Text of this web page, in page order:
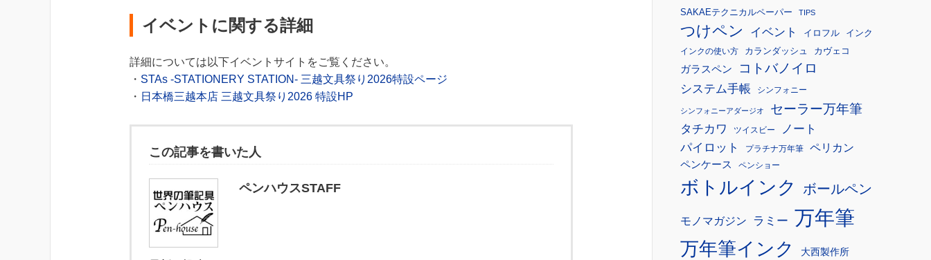
イベントに関する詳細
詳細については以下イベントサイトをご覧ください。
・ STAs -STATIONERY STATION- 三越文具祭り2026特設ページ
・ 日本橋三越本店 三越文具祭り2026 特設HP
この記事を書いた人
ペンハウスSTAFF
SAKAEテクニカルペーパー TIPS
つけペン イベント イロフル インク
インクの使い方 カランダッシュ カヴェコ
ガラスペン コトバノイロ
システム手帳 シンフォニー
シンフォニーアダージオ セーラー万年筆
タチカワ ツイスビー
ノート
パイロット
プラチナ万年筆 ペリカン
ペンケース ペンショー
ボトルインク ボールペン
モノマガジン ラミー 万年筆
万年筆インク
大西製作所